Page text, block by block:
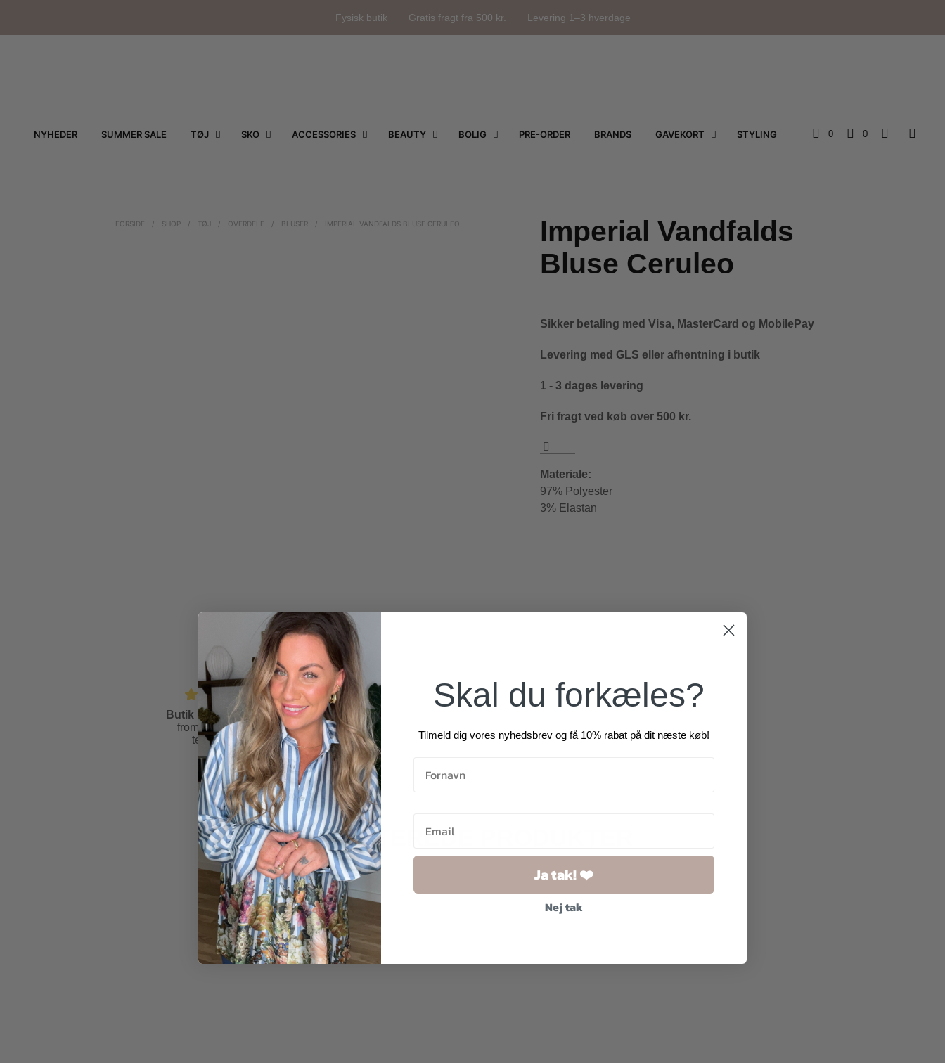
Fysisk butik Gratis fragt fra 500 kr. Levering 1–3 hverdage
NYHEDER SUMMER SALE TØJ SKO ACCESSORIES BEAUTY BOLIG PRE-ORDER BRANDS GAVEKORT STYLING 0 0
FORSIDE / SHOP / TØJ / OVERDELE / BLUSER / IMPERIAL VANDFALDS BLUSE CERULEO
Imperial Vandfalds
Bluse Ceruleo
Sikker betaling med Visa, MasterCard og MobilePay
Levering med GLS eller afhentning i butik
1 - 3 dages levering
Fri fragt ved køb over 500 kr.
Materiale:
97% Polyester
3% Elastan
Butik Friis is rated4.6
from 81reviews &
testimonials
RELATEREDE PRODUKTER
Skal du forkæles?
Tilmeld dig vores nyhedsbrev og få 10% rabat på dit næste køb!
Ja tak! ❤️
Nej tak